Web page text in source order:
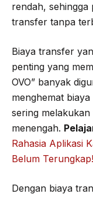
rendah, sehingga
transfer tanpa
Biaya transfer
penting yang
OVO” banyak
menghemat
sering
menengah.
Rahasia Aplikasi
Belum Terungkap!
Dengan biaya